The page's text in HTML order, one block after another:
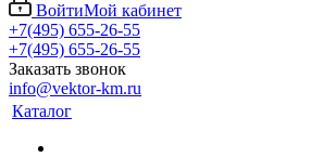
ВойтиМой кабинет
+7(495) 655-26-55
+7(495) 655-26-55
Заказать звонок
info@vektor-km.ru
Каталог